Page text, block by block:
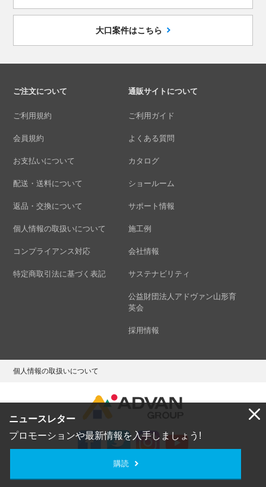
ニュースレター
プロモーションや最新情報を入手しましょう!
購読
大口案件はこちら
ご注文について
ご利用規約
会員規約
お支払いについて
配送・送料について
返品・交換について
個人情報の取扱いについて
コンプライアンス対応
特定商取引法に基づく表記
通販サイトについて
ご利用ガイド
よくある質問
カタログ
ショールーム
サポート情報
施工例
会社情報
サステナビリティ
公益財団法人アドヴァン山形育
英会
採用情報
個人情報の取扱いについて